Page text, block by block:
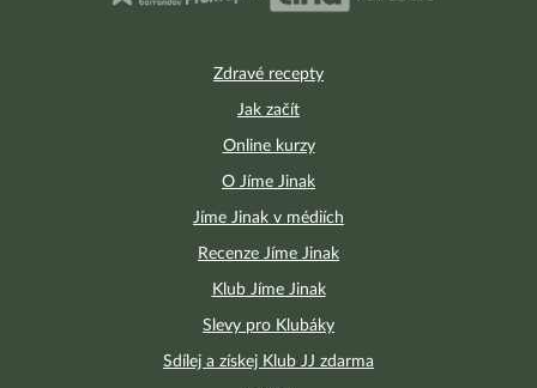
Zdravé recepty
Jak začít
Online kurzy
O Jíme Jinak
Jíme Jinak v médiích
Recenze Jíme Jinak
Klub Jíme Jinak
Slevy pro Klubáky
Sdílej a získej Klub JJ zdarma